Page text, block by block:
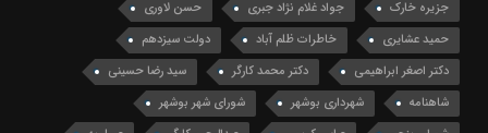
جزیره خارک
جواد غلام نژاد جبری
حسن لاوری
حمید عشایری
خاطرات ظلم آباد
دولت سیزدهم
دکتر اصغر ابراهیمی
دکتر محمد کارگر
سید رضا حسینی
شاهنامه
شهرداری بوشهر
شورای شهر بوشهر